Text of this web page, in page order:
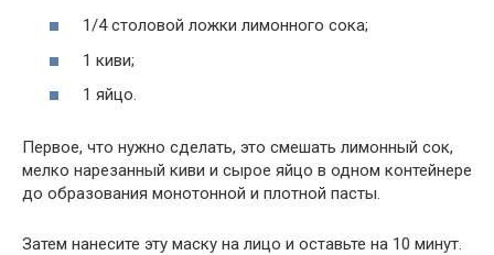
1/4 столовой ложки лимонного сока;
1 киви;
1 яйцо.
Первое, что нужно сделать, это смешать лимонный сок,
мелко нарезанный киви и сырое яйцо в одном контейнере
до образования монотонной и плотной пасты.
Затем нанесите эту маску на лицо и оставьте на 10 минут.